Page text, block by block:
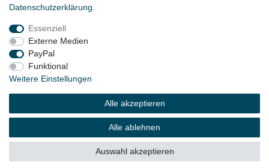
Daten­schutz­erklärung
Essenziell
Externe Medien
PayPal
Funktional
Weitere Einstellungen
Alle akzeptieren
Alle ablehnen
Auswahl akzeptieren
Impressum
Widerrufs­recht
© Copyright 2026 | Alle Rechte vorbehalten.